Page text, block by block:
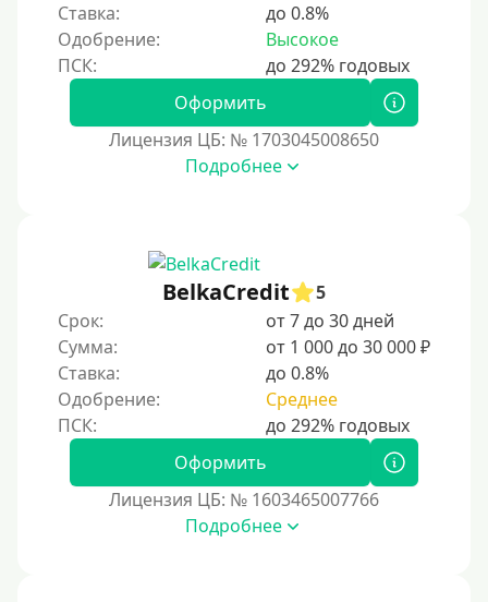
За 1 минуту
За 2 минуты
За 3 минуты
За 5 минут
За 10 минут
Моментальные онлайн
Экспресс
В день обращения
Возраст
Ставка:
до 0.8%
Одобрение:
Высокое
Оформить
Лицензия ЦБ: № 1703045008650
Подробнее
BelkaCredit
5
Срок:
от 7 до 30 дней
Сумма:
от 1 000 до 30 000 ₽
Ставка:
до 0.8%
Одобрение:
Среднее
Оформить
Лицензия ЦБ: № 1603465007766
Подробнее